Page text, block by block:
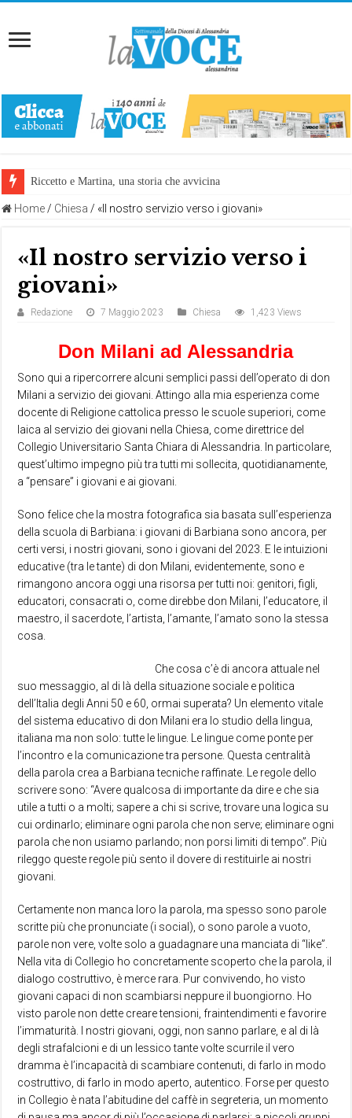
Riccetto e Martina, una storia che avvicina
Home / Chiesa / «Il nostro servizio verso i giovani»
«Il nostro servizio verso i
giovani»
Redazione 7 Maggio 2023 Chiesa 1,423 Views
Don Milani ad Alessandria
Sono qui a ripercorrere alcuni semplici passi dell’operato di don
Milani a servizio dei giovani. Attingo alla mia esperienza come
docente di Religione cattolica presso le scuole superiori, come
laica al servizio dei giovani nella Chiesa, come direttrice del
Collegio Universitario Santa Chiara di Alessandria. In particolare,
quest’ultimo impegno più tra tutti mi sollecita, quotidianamente,
a “pensare” i giovani e ai giovani.
Sono felice che la mostra fotografica sia basata sull’esperienza
della scuola di Barbiana: i giovani di Barbiana sono ancora, per
certi versi, i nostri giovani, sono i giovani del 2023. E le intuizioni
educative (tra le tante) di don Milani, evidentemente, sono e
rimangono ancora oggi una risorsa per tutti noi: genitori, figli,
educatori, consacrati o, come direbbe don Milani, l’educatore, il
maestro, il sacerdote, l’artista, l’amante, l’amato sono la stessa
cosa.
Che cosa c’è di ancora attuale nel
suo messaggio, al di là della situazione sociale e politica
dell’Italia degli Anni 50 e 60, ormai superata? Un elemento vitale
del sistema educativo di don Milani era lo studio della lingua,
italiana ma non solo: tutte le lingue. Le lingue come ponte per
l’incontro e la comunicazione tra persone. Questa centralità
della parola crea a Barbiana tecniche raffinate. Le regole dello
scrivere sono: “Avere qualcosa di importante da dire e che sia
utile a tutti o a molti; sapere a chi si scrive, trovare una logica su
cui ordinarlo; eliminare ogni parola che non serve; eliminare ogni
parola che non usiamo parlando; non porsi limiti di tempo”. Più
rileggo queste regole più sento il dovere di restituirle ai nostri
giovani.
Certamente non manca loro la parola, ma spesso sono parole
scritte più che pronunciate (i social), o sono parole a vuoto,
parole non vere, volte solo a guadagnare una manciata di “like”.
Nella vita di Collegio ho concretamente scoperto che la parola, il
dialogo costruttivo, è merce rara. Pur convivendo, ho visto
giovani capaci di non scambiarsi neppure il buongiorno. Ho
visto parole non dette creare tensioni, fraintendimenti e favorire
l’immaturità. I nostri giovani, oggi, non sanno parlare, e al di là
degli strafalcioni e di un lessico tante volte scurrile il vero
dramma è l’incapacità di scambiare contenuti, di farlo in modo
costruttivo, di farlo in modo aperto, autentico. Forse per questo
in Collegio è nata l’abitudine del caffè in segreteria, un momento